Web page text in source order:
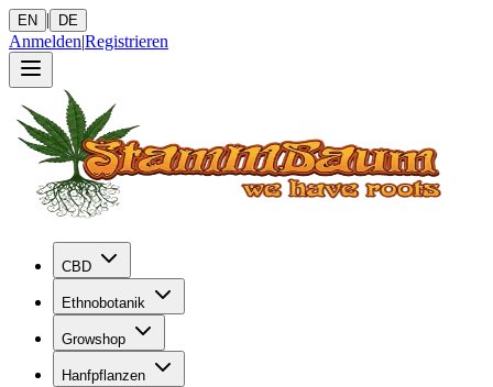
EN | DE
Anmelden|Registrieren
CBD
Ethnobotanik
Growshop
Hanfpflanzen